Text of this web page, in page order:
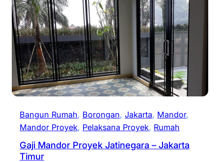
Bangun Rumah, Borongan, Jakarta, Mandor
Mandor Proyek, Pelaksana Proyek, Rumah
Gaji Mandor Proyek Jatinegara – Jakarta
Timur